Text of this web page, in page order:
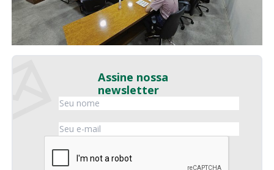
Assine nossa
newsletter